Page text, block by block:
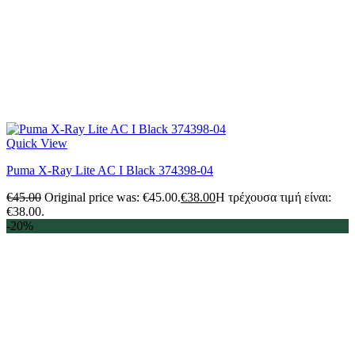
Quick View
Puma X-Ray Lite AC I Black 374398-04
€45.00 Original price was: €45.00.€38.00Η τρέχουσα τιμή είναι:
€38.00.
-20%